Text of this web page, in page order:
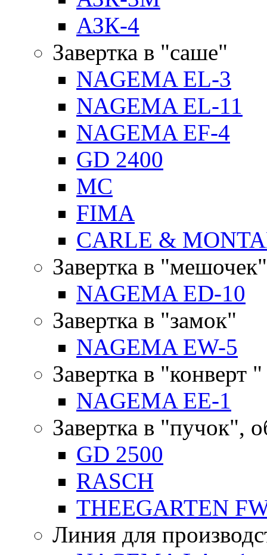
АЗК-4
Завертка в "саше"
NAGEMA EL-3
NAGEMA EL-11
NAGEMA EF-4
GD 2400
MC
FIMA
CARLE &
Завертка в "мешочек"
NAGEMA ED-10
Завертка в "замок"
NAGEMA EW-5
Завертка в "конверт "
NAGEMA EE-1
Завертка в "пучок",
GD 2500
RASCH
THEEGARTEN
Линия для